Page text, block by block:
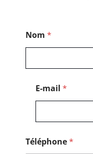
Nom *
E-mail *
Téléphone*